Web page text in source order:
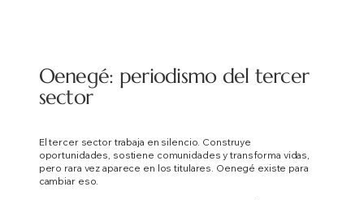
Oenegé: periodismo del tercer
sector
El tercer sector trabaja en silencio. Construye
oportunidades, sostiene comunidades y transforma vidas,
pero rara vez aparece en los titulares. Oenegé existe para
cambiar eso.